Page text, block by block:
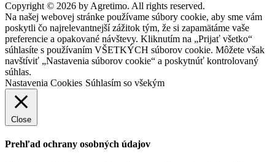
Copyright © 2026 by Agretimo. All rights reserved.
Na našej webovej stránke používame súbory cookie, aby sme vám
poskytli čo najrelevantnejší zážitok tým, že si zapamätáme vaše
preferencie a opakované návštevy. Kliknutím na „Prijať všetko“
súhlasíte s používaním VŠETKÝCH súborov cookie. Môžete však
navštíviť „Nastavenia súborov cookie“ a poskytnúť kontrolovaný
súhlas.
Nastavenia Cookies Súhlasím so všekým
Close
Prehľad ochrany osobných údajov